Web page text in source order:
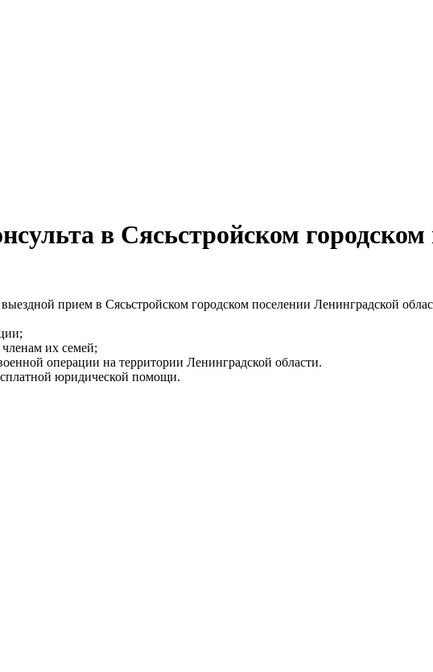
в Сясьстройском городском
прием в Сясьстройском городском поселении Ленинградской
их семей;
операции на территории Ленинградской области.
юридической помощи.